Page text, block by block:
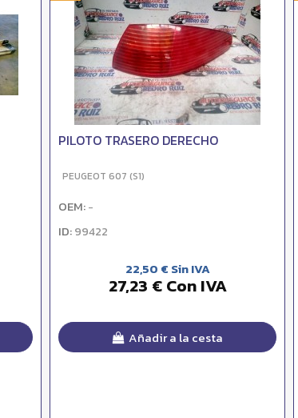
PILOTO TRASERO DERECHO
PEUGEOT 607 (S1)
OEM: -
ID:99422
22,50 € Sin IVA
27,23 € Con IVA
Añadir a la cesta